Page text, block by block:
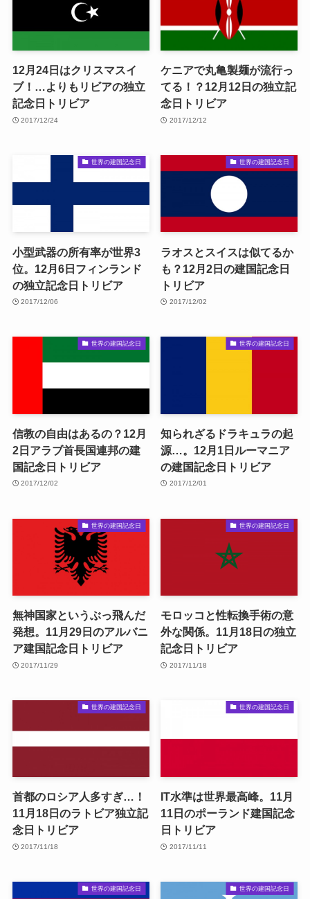
12月24日はクリスマスイ
ブ！…よりもリビアの独立
記念日トリビア
2017/12/24
ケニアで丸亀製麺が流行っ
てる！？12月12日の独立記
念日トリビア
2017/12/12
世界の建国記念日
小型武器の所有率が世界3
位。12月6日フィンランド
の独立記念日トリビア
2017/12/06
世界の建国記念日
ラオスとスイスは似てるか
も？12月2日の建国記念日
トリビア
2017/12/02
世界の建国記念日
信教の自由はあるの？12月
2日アラブ首長国連邦の建
国記念日トリビア
2017/12/02
世界の建国記念日
知られざるドラキュラの起
源…。12月1日ルーマニア
の建国記念日トリビア
2017/12/01
世界の建国記念日
無神国家というぶっ飛んだ
発想。11月29日のアルバニ
ア建国記念日トリビア
2017/11/29
世界の建国記念日
モロッコと性転換手術の意
外な関係。11月18日の独立
記念日トリビア
2017/11/18
世界の建国記念日
首都のロシア人多すぎ…！
11月18日のラトビア独立記
念日トリビア
2017/11/18
世界の建国記念日
IT水準は世界最高峰。11月
11日のポーランド建国記念
日トリビア
2017/11/11
世界の建国記念日 世界の建国記念日